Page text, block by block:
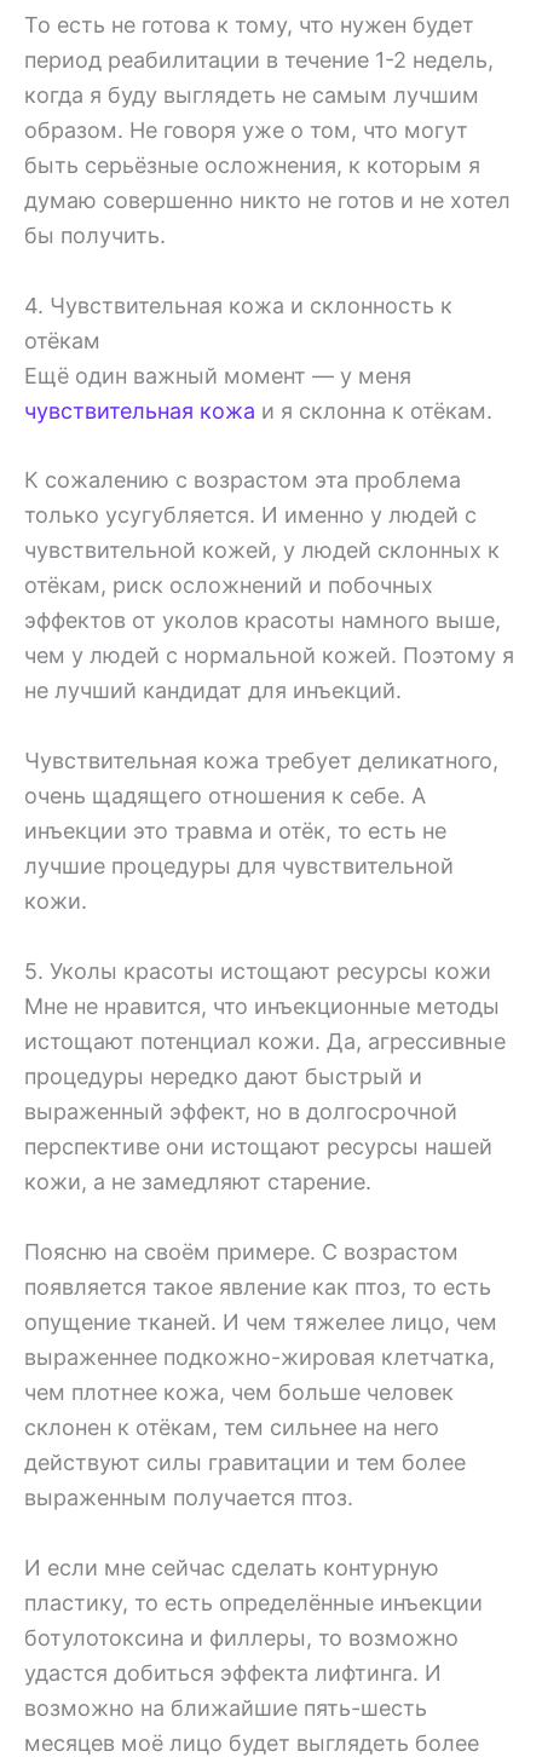
То есть не готова к тому, что нужен будет
период реабилитации в течение 1-2 недель,
когда я буду выглядеть не самым лучшим
образом. Не говоря уже о том, что могут
быть серьёзные осложнения, к которым я
думаю совершенно никто не готов и не хотел
бы получить.
4. Чувствительная кожа и склонность к
отёкам
Ещё один важный момент — у меня
чувствительная кожа и я склонна к отёкам.
К сожалению с возрастом эта проблема
только усугубляется. И именно у людей с
чувствительной кожей, у людей склонных к
отёкам, риск осложнений и побочных
эффектов от уколов красоты намного выше,
чем у людей с нормальной кожей. Поэтому я
не лучший кандидат для инъекций.
Чувствительная кожа требует деликатного,
очень щадящего отношения к себе. А
инъекции это травма и отёк, то есть не
лучшие процедуры для чувствительной
кожи.
5. Уколы красоты истощают ресурсы кожи
Мне не нравится, что инъекционные методы
истощают потенциал кожи. Да, агрессивные
процедуры нередко дают быстрый и
выраженный эффект, но в долгосрочной
перспективе они истощают ресурсы нашей
кожи, а не замедляют старение.
Поясню на своём примере. С возрастом
появляется такое явление как птоз, то есть
опущение тканей. И чем тяжелее лицо, чем
выраженнее подкожно-жировая клетчатка,
чем плотнее кожа, чем больше человек
склонен к отёкам, тем сильнее на него
действуют силы гравитации и тем более
выраженным получается птоз.
И если мне сейчас сделать контурную
пластику, то есть определённые инъекции
ботулотоксина и филлеры, то возможно
удастся добиться эффекта лифтинга. И
возможно на ближайшие пять-шесть
месяцев моё лицо будет выглядеть более